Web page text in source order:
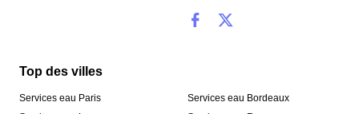
Top des villes
Services eau Paris
Services eau Bordeaux